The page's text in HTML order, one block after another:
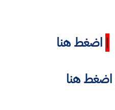
| اضغط هنا
اضغط هنا